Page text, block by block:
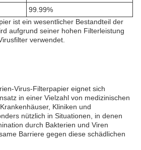
99.99%
ist ein wesentlicher Bestandteil der
aufgrund seiner hohen Filterleistung
verwendet.
Virus-Filterpapier eignet sich
in einer Vielzahl von medizinischen
Kliniken und
nützlich in Situationen, in denen
durch Bakterien und Viren
Barriere gegen diese schädlichen